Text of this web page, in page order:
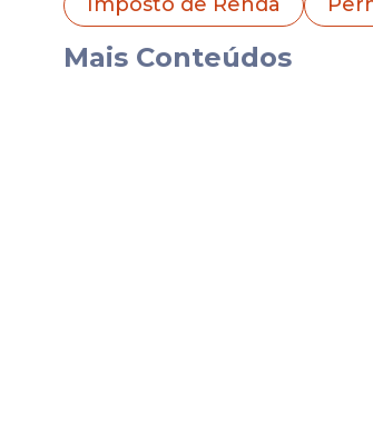
Para participar, o
Renda e direcionar parte do
Imposto de Renda
Mais Conteúdos